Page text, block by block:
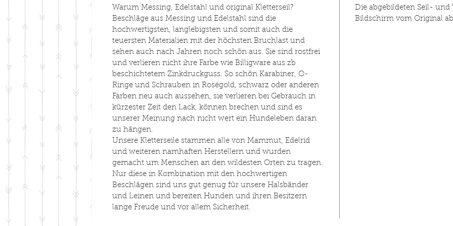
der
Warum Messing, Edelstahl und original Kletterseil?
Beschläge aus Messing und Edelstahl sind die
hochwertigsten, langlebigsten und somit auch die
teuersten Materialien mit der höchsten Bruchlast und
sehen auch nach Jahren noch schön aus. Sie sind rostfrei
und verlieren nicht ihre Farbe wie Billigware aus zb
beschichtetem Zinkdruckguss. So schön Karabiner, O-
Ringe und Schrauben in Roségold, schwarz oder anderen
Farben neu auch aussehen, sie verlieren bei Gebrauch in
kürzester Zeit den Lack, können brechen und sind es
unserer Meinung nach nicht wert ein Hundeleben daran
zu hängen.
Unsere Kletterseile stammen alle von Mammut, Edelrid
und weiteren namhaften Herstellern und wurden
gemacht um Menschen an den wildesten Orten zu tragen.
Nur diese in Kombination mit den hochwertigen
Beschlägen sind uns gut genug für unsere Halsbänder
und Leinen und bereiten Hunden und ihren Besitzern
lange Freude und vor allem Sicherheit.
Die abgebildeten Seil-
Bildschirm vom Original